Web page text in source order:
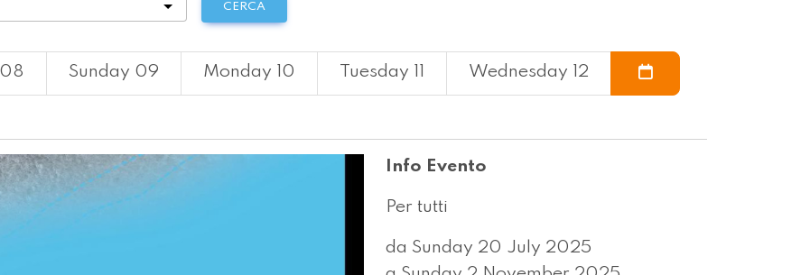
CERCA
Sunday 09 Monday 10 Tuesday 11 Wednesday 12
Info Evento
Per tutti
da Sunday 20 July 2025